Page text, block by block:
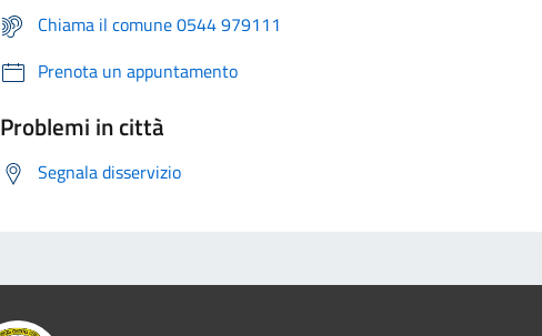
Chiama il comune 0544 979111
Prenota un appuntamento
Problemi in città
Segnala disservizio